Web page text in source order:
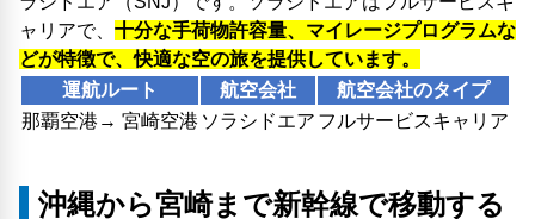
ャリアで、 十分な手荷物許容量、マイレージプログラムな
どが特徴で、快適な空の旅を提供しています。
運航ルート
航空会社
航空会社のタイプ
那覇空港→ 宮崎空港 ソラシドエア フルサービスキャリア
沖縄から宮崎まで新幹線で移動する